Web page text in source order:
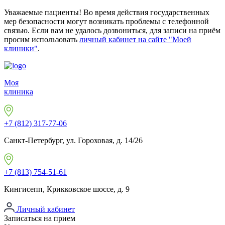
Уважаемые пациенты! Во время действия государственных
мер безопасности могут возникать проблемы с телефонной
связью. Если вам не удалось дозвониться, для записи на приём
просим использовать личный кабинет на сайте "Моей
клиники".
Моя
клиника
+7 (812) 317-77-06
Санкт-Петербург, ул. Гороховая, д. 14/26
+7 (813) 754-51-61
Кингисепп, Крикковское шоссе, д. 9
Личный кабинет
Записаться на прием